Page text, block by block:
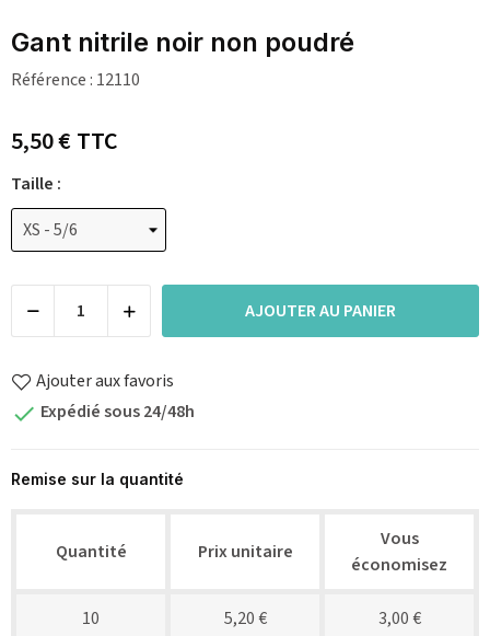
Gant nitrile noir non poudré
Référence : 12110
5,50 €TTC
Taille :
AJOUTER AU PANIER
Ajouter aux favoris
 Expédié sous 24/48h
Remise sur la quantité
Quantité Prix unitaire
Vous
économisez
10 5,20 € 3,00 €